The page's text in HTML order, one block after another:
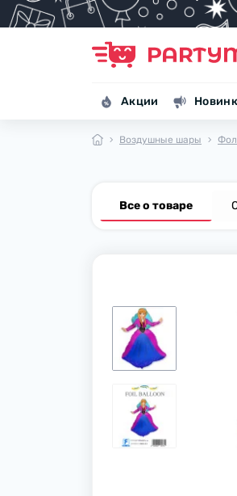
Акции
Воздушные шары
Все о товаре